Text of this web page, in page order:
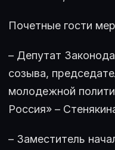
Почетные гости
– Депутат
созыва,
молодежной
Россия» –
– Заместитель